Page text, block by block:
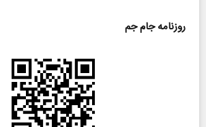
روزنامه جام جم